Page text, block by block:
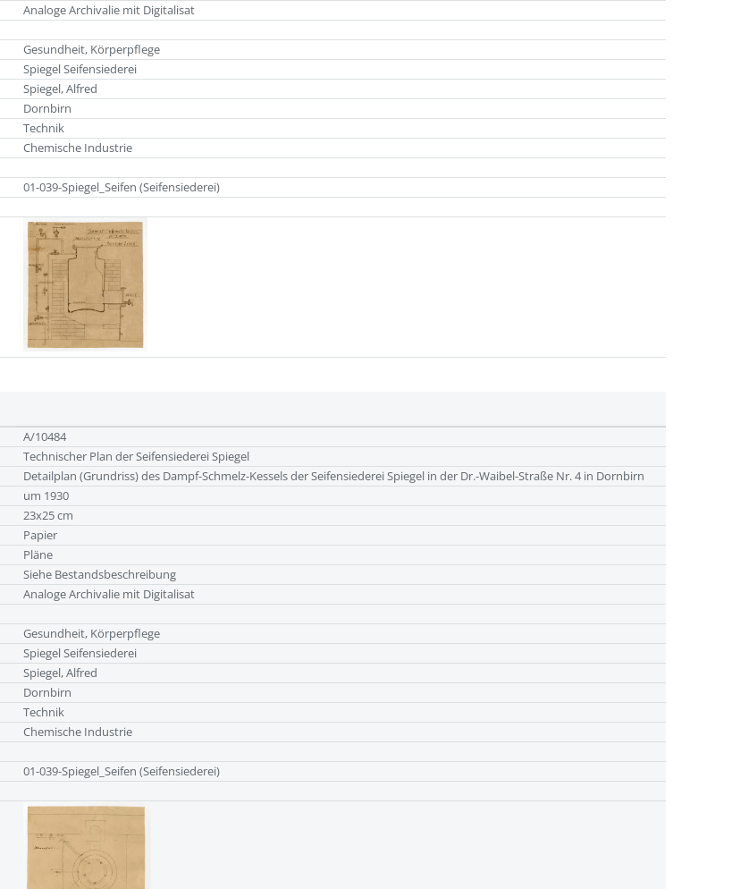
Analoge Archivalie mit Digitalisat
Gesundheit, Körperpflege
Spiegel Seifensiederei
Spiegel, Alfred
Dornbirn
Technik
Chemische Industrie
01-039-Spiegel_Seifen (Seifensiederei)
A/10484
Technischer Plan der Seifensiederei Spiegel
Detailplan (Grundriss) des Dampf-Schmelz-Kessels der Seifensiederei Spiegel in der Dr.-Waibel-Straße Nr. 4 in Dornbirn
um 1930
23x25 cm
Papier
Pläne
Siehe Bestandsbeschreibung
Analoge Archivalie mit Digitalisat
Gesundheit, Körperpflege
Spiegel Seifensiederei
Spiegel, Alfred
Dornbirn
Technik
Chemische Industrie
01-039-Spiegel_Seifen (Seifensiederei)